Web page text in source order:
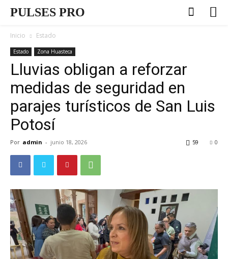
PULSES PRO
Inicio Estado
Estado Zona Huasteca
Lluvias obligan a reforzar
medidas de seguridad en
parajes turísticos de San Luis
Potosí
Por admin - junio 18, 2026 0
59